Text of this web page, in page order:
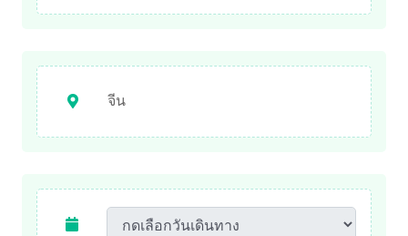
จีน